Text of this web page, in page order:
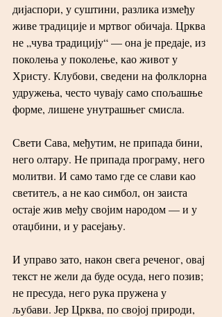
дијаспори, у суштини, разлика између
живе традиције и мртвог обичаја. Црква
не „чува традицију“ — она је предаје, из
поколења у поколење, као живот у
Христу. Клубови, сведени на фолклорна
удружења, често чувају само спољашње
форме, лишене унутрашњег смисла.
Свети Сава, међутим, не припада бини,
него олтару. Не припада програму, него
молитви. И само тамо где се слави као
светитељ, а не као симбол, он заиста
остаје жив међу својим народом — и у
отаџбини, и у расејању.
И управо зато, након свега реченог, овај
текст не жели да буде осуда, него позив;
не пресуда, него рука пружена у
љубави. Јер Црква, по својој природи,